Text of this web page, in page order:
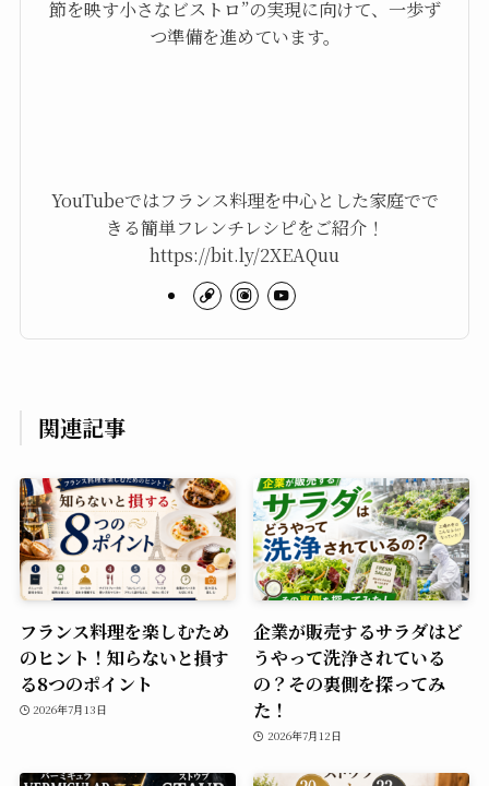
節を映す小さなビストロ”の実現に向けて、一歩ず
つ準備を進めています。
YouTubeではフランス料理を中心とした家庭でで
きる簡単フレンチレシピをご紹介！
https://bit.ly/2XEAQuu
関連記事
フランス料理を楽しむため
のヒント！知らないと損す
る8つのポイント
2026年7月13日
企業が販売するサラダはど
うやって洗浄されている
の？その裏側を探ってみ
た！
2026年7月12日